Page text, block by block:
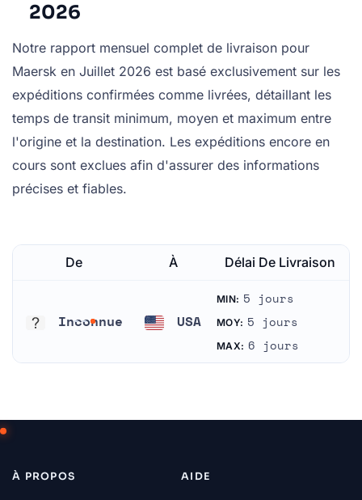
2026
Notre rapport mensuel complet de livraison pour
Maersk en Juillet 2026 est basé exclusivement sur les
expéditions confirmées comme livrées, détaillant les
temps de transit minimum, moyen et maximum entre
l'origine et la destination. Les expéditions encore en
cours sont exclues afin d'assurer des informations
précises et fiables.
De À Délai De Livraison
Inconnue USA
MIN: 5 jours
MOY: 5 jours
MAX: 6 jours
À PROPOS AIDE